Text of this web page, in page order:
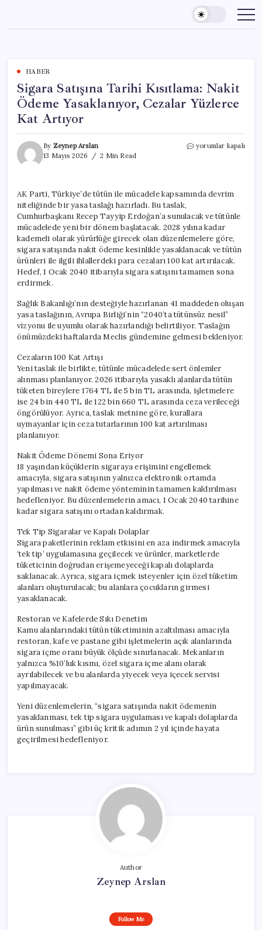
content
HABER
Sigara Satışına Tarihi Kısıtlama: Nakit
Ödeme Yasaklanıyor, Cezalar Yüzlerce
Kat Artıyor
By Zeynep Arslan
13 Mayıs 2026
2 Min Read
Sigara
Ödeme
Cezalar
Yüzlerce
Kat
Artıyor
için
yorumlar kapalı
AK Parti, Türkiye’de tütün ile mücadele kapsamında devrim
niteliğinde bir yasa taslağı hazırladı. Bu taslak,
Cumhurbaşkanı Recep Tayyip Erdoğan’a sunulacak ve tütünle
mücadelede yeni bir dönem başlatacak. 2028 yılına kadar
kademeli olarak yürürlüğe girecek olan düzenlemelere göre,
sigara satışında nakit ödeme kesinlikle yasaklanacak ve tütün
ürünleri ile ilgili ihlallerdeki para cezaları 100 kat artırılacak.
Hedef, 1 Ocak 2040 itibarıyla sigara satışını tamamen sona
erdirmek.
Sağlık Bakanlığı’nın desteğiyle hazırlanan 41 maddeden oluşan
yasa taslağının, Avrupa Birliği’nin “2040’ta tütünsüz nesil”
vizyonu ile uyumlu olarak hazırlandığı belirtiliyor. Taslağın
önümüzdeki haftalarda Meclis gündemine gelmesi bekleniyor.
Cezaların 100 Kat Artışı
Yeni taslak ile birlikte, tütünle mücadelede sert önlemler
alınması planlanıyor. 2026 itibarıyla yasaklı alanlarda tütün
tüketen bireylere 1764 TL ile 5 bin TL arasında, işletmelere
ise 24 bin 440 TL ile 122 bin 660 TL arasında ceza verileceği
öngörülüyor. Ayrıca, taslak metnine göre, kurallara
uymayanlar için ceza tutarlarının 100 kat artırılması
planlanıyor.
Nakit Ödeme Dönemi Sona Eriyor
18 yaşından küçüklerin sigaraya erişimini engellemek
amacıyla, sigara satışının yalnızca elektronik ortamda
yapılması ve nakit ödeme yönteminin tamamen kaldırılması
hedefleniyor. Bu düzenlemelerin amacı, 1 Ocak 2040 tarihine
kadar sigara satışını ortadan kaldırmak.
Tek Tip Sigaralar ve Kapalı Dolaplar
Sigara paketlerinin reklam etkisini en aza indirmek amacıyla
‘tek tip’ uygulamasına geçilecek ve ürünler, marketlerde
tüketicinin doğrudan erişemeyeceği kapalı dolaplarda
saklanacak. Ayrıca, sigara içmek isteyenler için özel tüketim
alanları oluşturulacak; bu alanlara çocukların girmesi
yasaklanacak.
Restoran ve Kafelerde Sıkı Denetim
Kamu alanlarındaki tütün tüketiminin azaltılması amacıyla
restoran, kafe ve pastane gibi işletmelerin açık alanlarında
sigara içme oranı büyük ölçüde sınırlanacak. Mekanların
yalnızca %10’luk kısmı, özel sigara içme alanı olarak
ayrılabilecek ve bu alanlarda yiyecek veya içecek servisi
yapılmayacak.
Yeni düzenlemelerin, “sigara satışında nakit ödemenin
yasaklanması, tek tip sigara uygulaması ve kapalı dolaplarda
ürün sunulması” gibi üç kritik adımın 2 yıl içinde hayata
geçirilmesi hedefleniyor.
Author
Zeynep Arslan
Follow Me